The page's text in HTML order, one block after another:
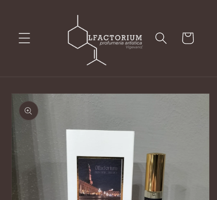
Carrello
Passa alle
informazioni
sul prodotto